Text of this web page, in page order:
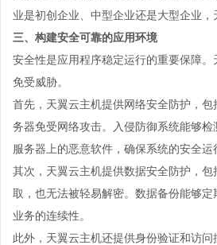
业是初创企业、中型企业还是大型企业
三、构建安全可靠的应用环境
安全性是应用程序稳定运行的重要保障
免受威胁。
首先，天翼云主机提供网络安全防护，
务器免受网络攻击。入侵防御系统能够
服务器上的恶意软件，确保系统的安全运
其次，天翼云主机提供数据安全防护，
取，也无法被轻易解密。数据备份能够
业务的连续性。
此外，天翼云主机还提供身份验证和访